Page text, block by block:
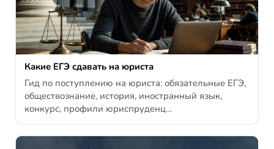
Какие ЕГЭ сдавать на юриста
Гид по поступлению на юриста: обязательные ЕГЭ,
обществознание, история, иностранный язык,
конкурс, профили юриспруденц…